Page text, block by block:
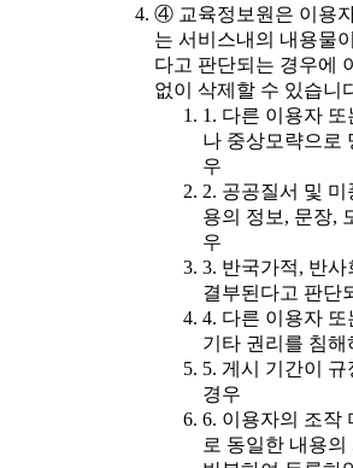
④ 교육정보원은 이용
는 서비스내의 내용물
다고 판단되는 경우에
없이 삭제할 수 있습니
1. 다른 이용자
나 중상모략으로
우
2. 공공질서 및
용의 정보, 문장,
우
3. 반국가적, 반
결부된다고 판단
4. 다른 이용자
기타 권리를 침해
5. 게시 기간이
경우
6. 이용자의 조작
로 동일한 내용